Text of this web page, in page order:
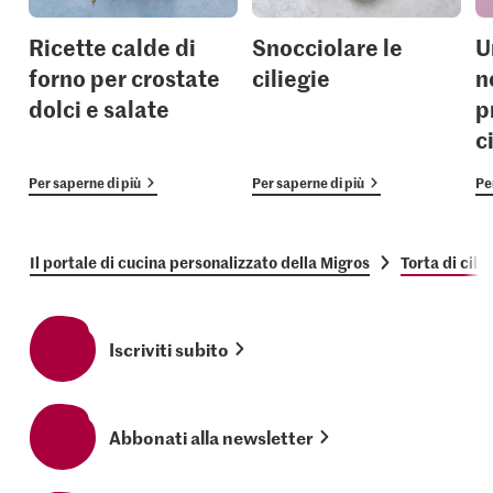
Ricette calde di
forno per crostate
dolci e salate
Per saperne di più
Snocciolare le
ciliegie
Per saperne di più
Il portale di cucina personalizzato della Migros Torta di
Iscriviti subito
Abbonati alla newsletter